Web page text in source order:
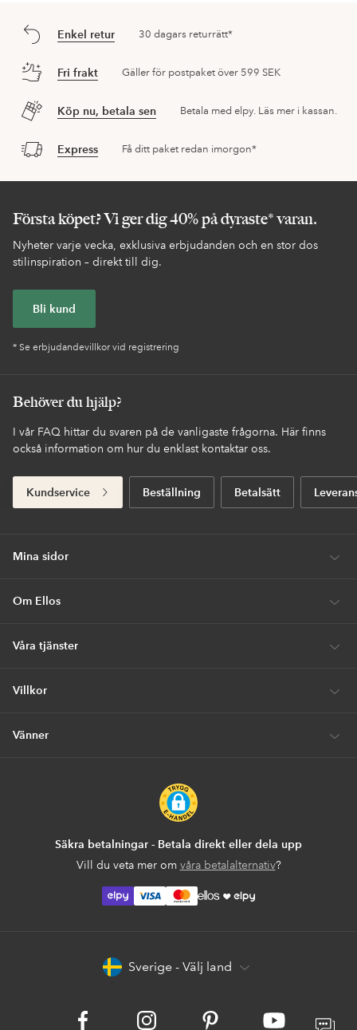
Enkel retur 30 dagars returrätt*
Fri frakt Gäller för postpaket över 599 SEK
Köp nu, betala sen Betala med elpy. Läs mer i kassan.
Express Få ditt paket redan imorgon*
Första köpet? Vi ger dig 40% på dyraste* varan.
Nyheter varje vecka, exklusiva erbjudanden och en stor dos
stilinspiration – direkt till dig.
Bli kund
* Se erbjudandevillkor vid registrering
Behöver du hjälp?
I vår FAQ hittar du svaren på de vanligaste frågorna. Här finns
också information om hur du enklast kontaktar oss.
Kundservice Beställning Betalsätt
Mina sidor
Om Ellos
Våra tjänster
Villkor
Vänner
Säkra betalningar - Betala direkt eller dela upp
Vill du veta mer om våra betalalternativ?
elpy elpy
Sverige - Välj land
Facebook Instagram Pinterest
Youtube